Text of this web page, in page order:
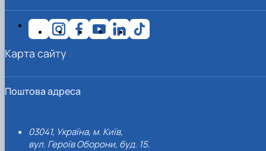
Поштова адреса
03041, Україна, м. Київ,
вул. Героїв Оборони, буд. 15.
Карта сайту